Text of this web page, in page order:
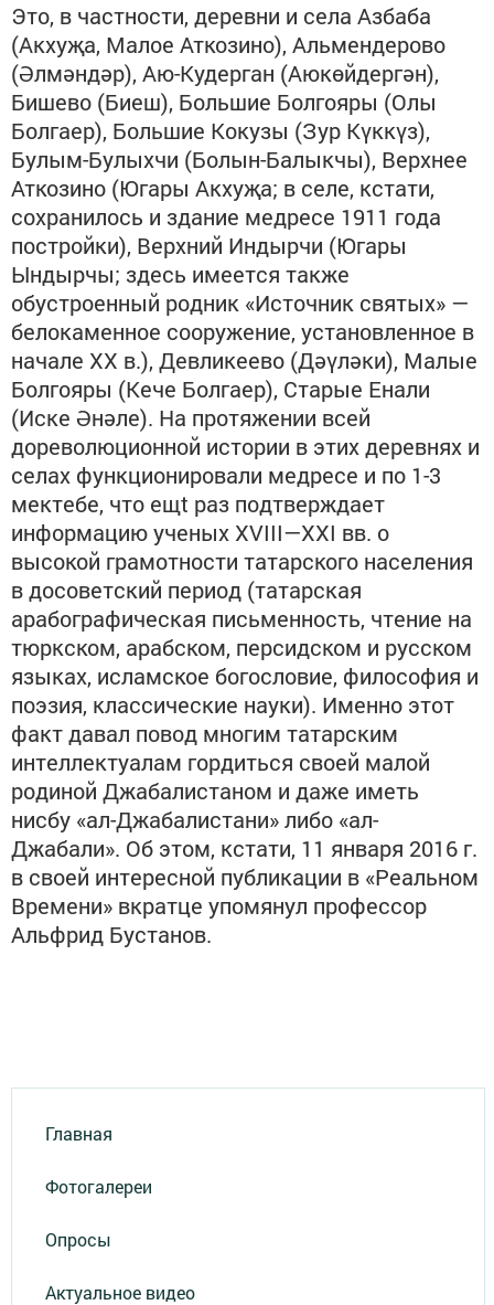
Это, в частности, деревни и села Азбаба
(Акхуҗа, Малое Аткозино), Альмендерово
(Әлмәндәр), Аю-Кудерган (Аюкөйдергән),
Бишево (Биеш), Большие Болгояры (Олы
Болгаер), Большие Кокузы (Зур Күккүз),
Булым-Булыхчи (Болын-Балыкчы), Верхнее
Аткозино (Югары Акхуҗа; в селе, кстати,
сохранилось и здание медресе 1911 года
постройки), Верхний Индырчи (Югары
Ындырчы; здесь имеется также
обустроенный родник «Источник святых» —
белокаменное сооружение, установленное в
начале XX в.), Девликеево (Дәүләки), Малые
Болгояры (Кече Болгаер), Старые Енали
(Иске Әнәле). На протяжении всей
дореволюционной истории в этих деревнях и
селах функционировали медресе и по 1-3
мектебе, что ещt раз подтверждает
информацию ученых XVIII—XXI вв. о
высокой грамотности татарского населения
в досоветский период (татарская
арабографическая письменность, чтение на
тюркском, арабском, персидском и русском
языках, исламское богословие, философия и
поэзия, классические науки). Именно этот
факт давал повод многим татарским
интеллектуалам гордиться своей малой
родиной Джабалистаном и даже иметь
нисбу «ал-Джабалистани» либо «ал-
Джабали». Об этом, кстати, 11 января 2016 г.
в своей интересной публикации в «Реальном
Времени» вкратце упомянул профессор
Альфрид Бустанов.
Главная
Фотогалереи
Опросы
Актуальное видео